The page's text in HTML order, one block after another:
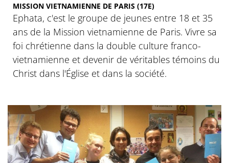
MISSION VIETNAMIENNE DE PARIS (17E)
Ephata, c'est le groupe de jeunes entre 18 et 35
ans de la Mission vietnamienne de Paris. Vivre sa
foi chrétienne dans la double culture franco-
vietnamienne et devenir de véritables témoins du
Christ dans l'Église et dans la société.